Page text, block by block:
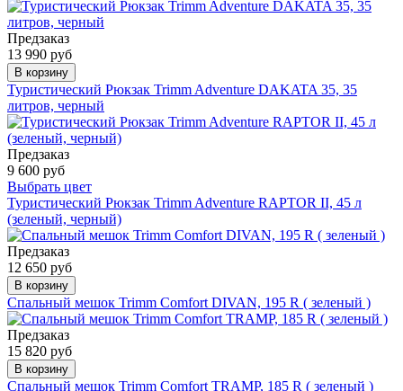
Предзаказ
13 990 руб
В корзину
Туристический Рюкзак Trimm Adventure DAKATA 35, 35
литров, черный
Предзаказ
9 600 руб
Выбрать цвет
Туристический Рюкзак Trimm Adventure RAPTOR II, 45 л
(зеленый, черный)
Предзаказ
12 650 руб
В корзину
Спальный мешок Trimm Comfort DIVAN, 195 R ( зеленый )
Предзаказ
15 820 руб
В корзину
Спальный мешок Trimm Comfort TRAMP, 185 R ( зеленый )